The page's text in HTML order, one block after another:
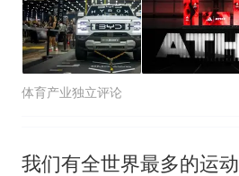
体育产业独立评论
我们有全世界最多的运动